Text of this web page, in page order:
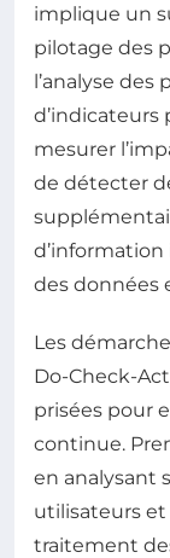
implique un
pilotage des
l’analyse des
d’indicateurs
mesurer
de détecter
des données
Les
Do-Check-
prisées pour
continue.
en analysant
utilisateurs et
traitement